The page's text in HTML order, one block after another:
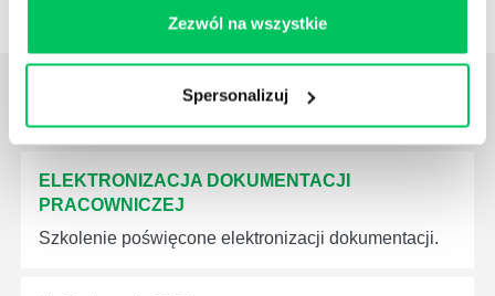
Zezwól na wszystkie
Spersonalizuj
ZOBACZ NAJBLIŻSZE SZKOLENIA -
HR, KADRY, PŁACE
ELEKTRONIZACJA DOKUMENTACJI
PRACOWNICZEJ
Szkolenie poświęcone elektronizacji dokumentacji.